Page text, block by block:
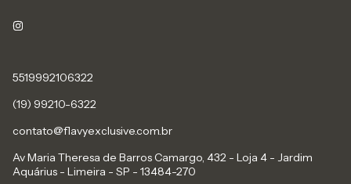
5519992106322
(19) 99210-6322
contato@flavyexclusive.com.br
Av Maria Theresa de Barros Camargo, 432 - Loja 4 - Jardim
Aquárius - Limeira - SP - 13484-270